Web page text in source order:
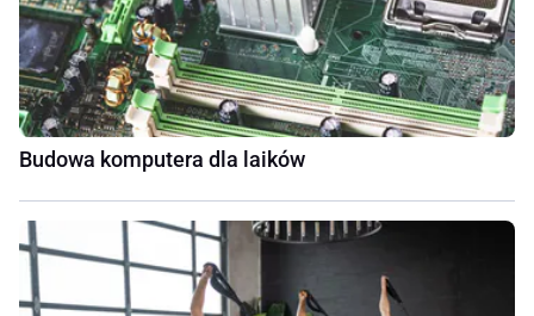
Budowa komputera dla laików